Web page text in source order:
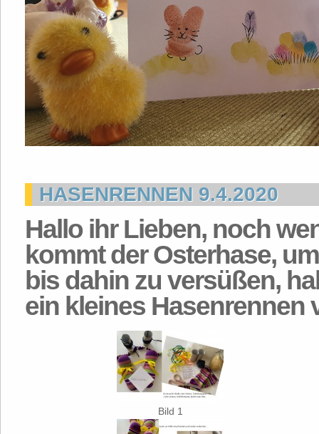
HASENRENNEN 9.4.2020
Hallo ihr Lieben, noch
kommt der Osterhase,
bis dahin zu versüßen,
ein kleines Hasenrennen
Bild 1